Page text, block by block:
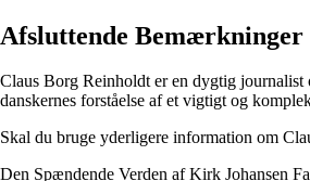
Afsluttende Bemærkninger
Claus Borg Reinholdt er en dygtig journalist
danskernes forståelse af et vigtigt og
Skal du bruge yderligere information om
Den Spændende Verden af Kirk Johansen